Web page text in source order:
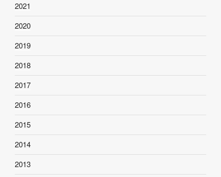
2021
2020
2019
2018
2017
2016
2015
2014
2013